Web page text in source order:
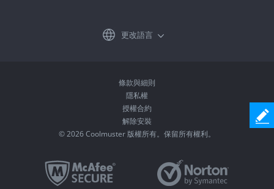
更改語言
條款與細則
隱私權
授權合約
解除安裝
© 2026 Coolmuster 版權所有。保留所有權利。